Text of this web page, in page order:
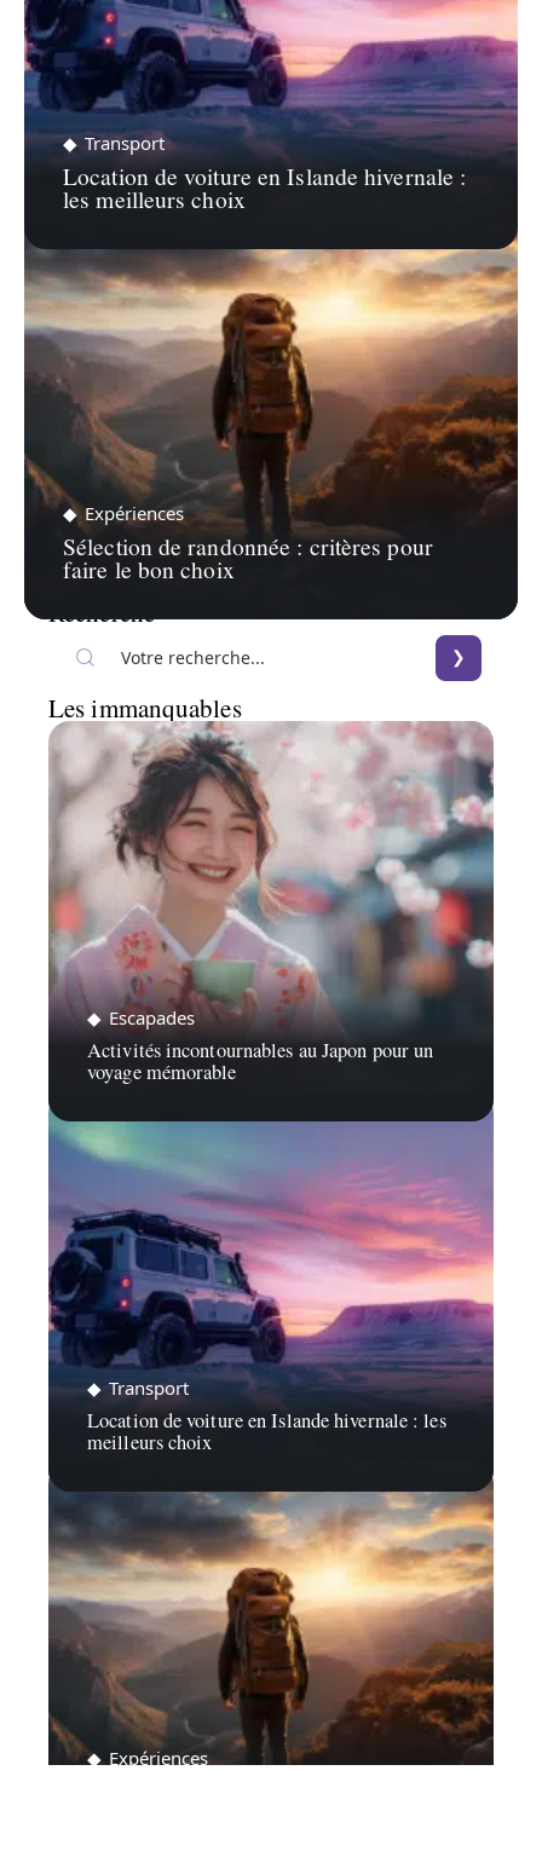
Transport
Location de voiture en Islande hivernale :
les meilleurs choix
Expériences
Sélection de randonnée : critères pour
faire le bon choix
Recherche
Les immanquables
Escapades
Activités incontournables au Japon pour un
voyage mémorable
Transport
Location de voiture en Islande hivernale : les
meilleurs choix
Expériences